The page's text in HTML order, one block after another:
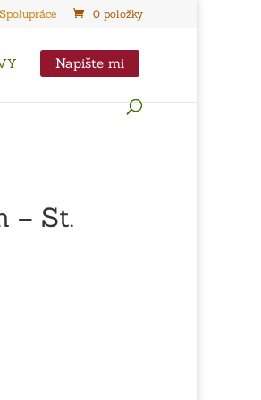
Spolupráce 0 položky
Napište mi
– St.